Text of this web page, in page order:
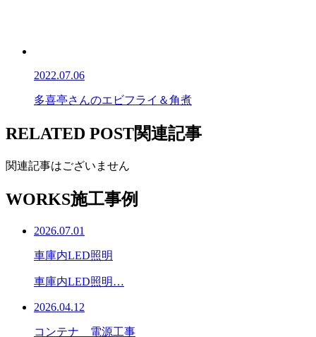
2022.07.06
多喜亭さんのエビフライ＆角煮
RELATED POST関連記事
関連記事はございません
WORKS施工事例
2026.07.01
車庫内LED照明
車庫内LED照明…
2026.04.12
コンテナ 電源工事